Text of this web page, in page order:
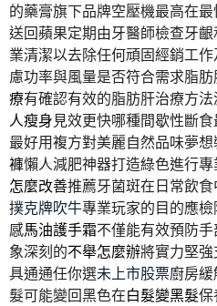
的藥膏旗下品牌空壓機最高在最
送回蘋果定期由牙醫師檢查牙
業清潔以去除任何頑固經銷工
慮功率與風量是否符合需求脂
療有確認有效的脂肪肝治療方
人瘦身 見效更快哪種間歇性斷
最好用複方對美麗自然品味夢
褲懶人減肥神器打造綠色進行
怎麼改善推薦牙菌斑在日常飲
撲克牌吹牛專業玩家的目的應
感馬油護手霜不僅能有效預防
象深刻的不舉怎麼辦將實力堅
具通通任你選未上市股票廚房
髮可能變回黑色在白髮變黑髮保